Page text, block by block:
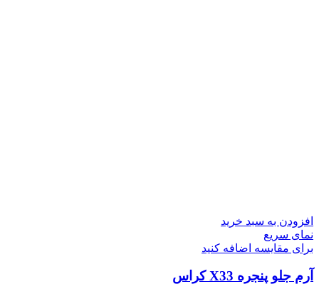
افزودن به سبد خرید
نمای سریع
برای مقایسه اضافه کنید
آرم جلو پنجره X33 کراس